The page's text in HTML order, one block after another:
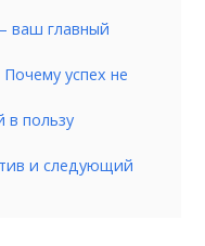
ваш главный
успех не
в пользу
и следующий